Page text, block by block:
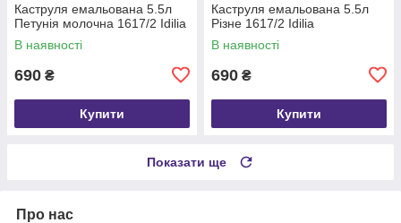
Каструля емальована 5.5л
Петунія молочна 1617/2 Idilia
В наявності
690 ₴
Купити
Каструля емальована 5.5л
Різне 1617/2 Idilia
В наявності
690 ₴
Купити
Показати ще
Про нас